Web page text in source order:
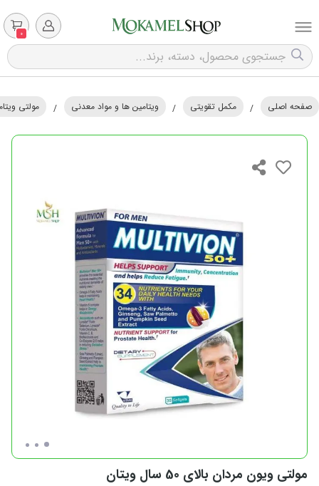
0
صفحه اصلی / مکمل تقویتی / ویتامین ها و مواد معدنی / مولتی
مولتی ویون مردان بالای 50 سال ویتان